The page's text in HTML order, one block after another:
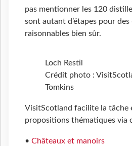
pas mentionner les 120
sont autant d’étapes pour
raisonnables bien sûr.
Loch Restil
Crédit photo :
Tomkins
VisitScotland facilite la tâche
propositions thématiques via
• Châteaux et manoirs